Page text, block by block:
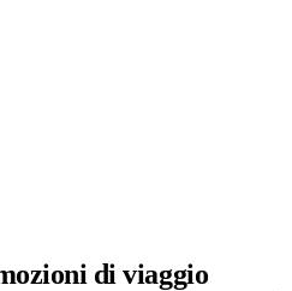
di viaggio